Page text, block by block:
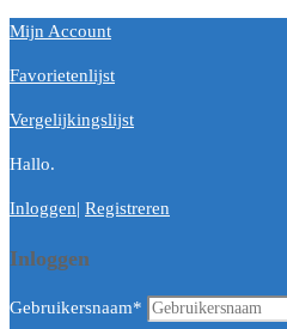
Mijn Account
Favorietenlijst
Vergelijkingslijst
Hallo.
Inloggen| Registreren
Inloggen
Gebruikersnaam*